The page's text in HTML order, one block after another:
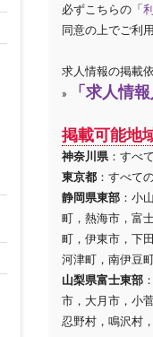
必ずこちらの「
同意の上でご利
求人情報の掲載
»
「求人情
掲載可能地
神奈川県 ：すべ
東京都 ：すべて
静岡県東部 ：小
町，熱海市，富
町，伊東市，下
河津町，南伊豆
山梨県富士東部
市，大月市，小
忍野村，鳴沢村